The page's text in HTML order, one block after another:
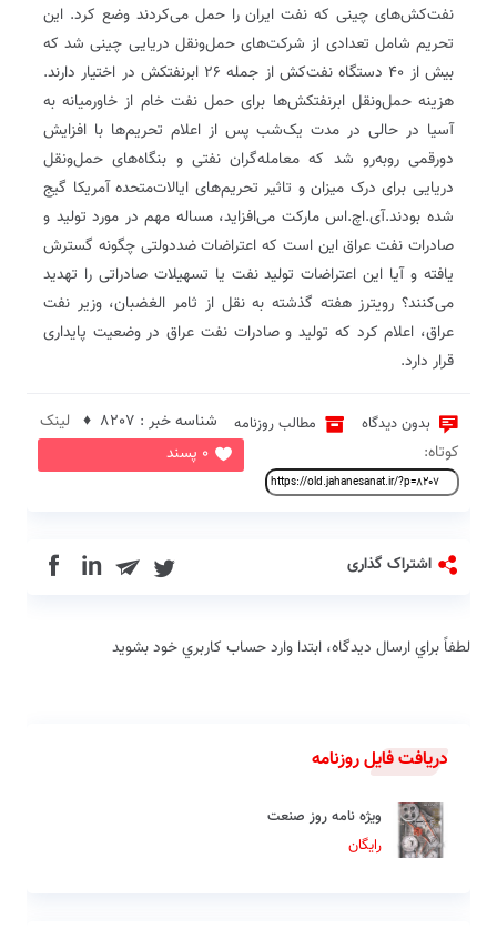
نفت‌کش‌های چینی که نفت ایران را حمل می‌کردند وضع کرد. این
تحریم شامل تعدادی از شرکت‌های حمل‌ونقل دریایی چینی شد که
بیش از ۴۰ دستگاه نفت‌کش از جمله ۲۶ ابرنفتکش در اختیار دارند.
هزینه حمل‌ونقل ابرنفتکش‌ها برای حمل نفت خام از خاورمیانه به
آسیا در حالی در مدت یک‌شب پس از اعلام تحریم‌ها با افزایش
دورقمی روبه‌رو شد که معامله‌گران نفتی و بنگاه‌های حمل‌ونقل
دریایی برای درک میزان و تاثیر تحریم‌های ایالات‌متحده آمریکا گیج
شده بودند.آی.اچ.اس مارکت می‌افزاید، مساله مهم در مورد تولید و
صادرات نفت عراق این است که اعتراضات ضددولتی چگونه گسترش
یافته و آیا این اعتراضات تولید نفت یا تسهیلات صادراتی را تهدید
می‌کنند؟ رویترز هفته گذشته به نقل از ثامر الغضبان، وزیر نفت
عراق، اعلام کرد که تولید و صادرات نفت عراق در وضعیت پایداری
قرار دارد.
بدون دیدگاه مطالب روزنامه
0 پسند
شناسه خبر : 8207 ♦
لینک
کوتاه:
اشتراک گذاری in
لطفاً براي ارسال دیدگاه، ابتدا وارد حساب كاربري خود بشويد
دریافت فایل روزنامه
ویژه نامه روز صنعت
رایگان